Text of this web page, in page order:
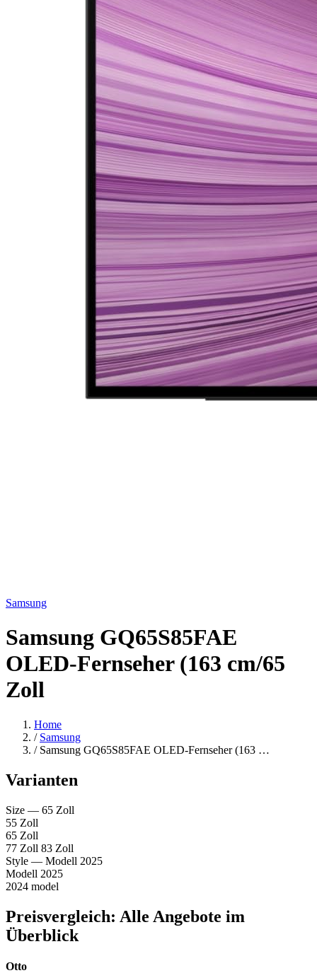
Samsung
Samsung GQ65S85FAE
OLED-Fernseher (163 cm/65
Zoll
Home
/ Samsung
/ Samsung GQ65S85FAE OLED-Fernseher (163 …
Varianten
Size — 65 Zoll
55 Zoll
65 Zoll
77 Zoll 83 Zoll
Style — Modell 2025
Modell 2025
2024 model
Preisvergleich: Alle Angebote im
Überblick
Otto